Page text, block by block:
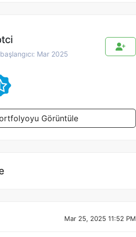
Mar 2025
Görüntüle
Mar 25, 2025 11:52 PM